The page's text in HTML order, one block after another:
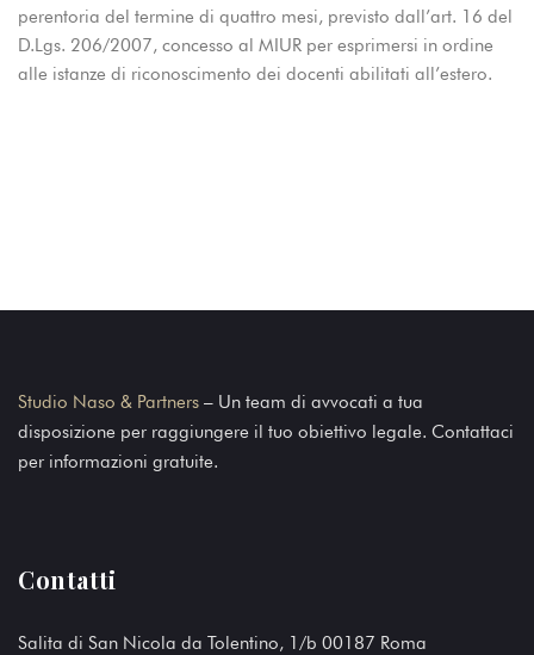
perentoria del termine di quattro mesi, previsto dall’art. 16 del
D.Lgs. 206/2007, concesso al MIUR per esprimersi in ordine
alle istanze di riconoscimento dei docenti abilitati all’estero.
Studio Naso & Partners – Un team di avvocati a tua
disposizione per raggiungere il tuo obiettivo legale. Contattaci
per informazioni gratuite.
Contatti
Salita di San Nicola da Tolentino, 1/b 00187 Roma